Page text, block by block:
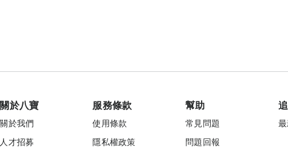
關於八寶
關於我們
人才招募
服務條款
使用條款
隱私權政策
幫助
常見問題
問題回報